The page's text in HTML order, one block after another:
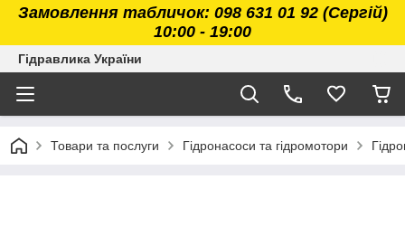
Замовлення табличок: 098 631 01 92 (Сергій)
10:00 - 19:00
Гідравлика України
Товари та послуги Гідронасоси та гідромотори